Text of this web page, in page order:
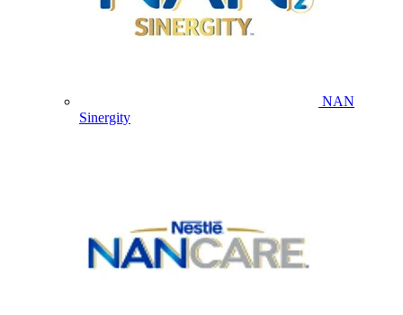
NAN
Sinergity